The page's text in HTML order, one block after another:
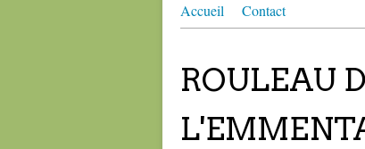
Accueil Contact
ROULEAU